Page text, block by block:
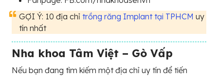
GỢI Ý: 10 địa chỉ trồng răng Implant tại TPHCM uy
tín nhất
Nha khoa Tâm Việt – Gò Vấp
Nếu bạn đang tìm kiếm một địa chỉ uy tín để tiến